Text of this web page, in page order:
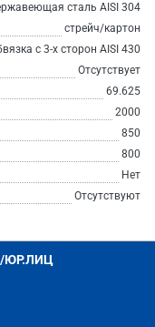
сталь AISI 304
стрейч/картон
с 3-х сторон AISI 430
Отсутствует
69.625
2000
850
800
Нет
Отсутствуют
ЮР.ЛИЦ